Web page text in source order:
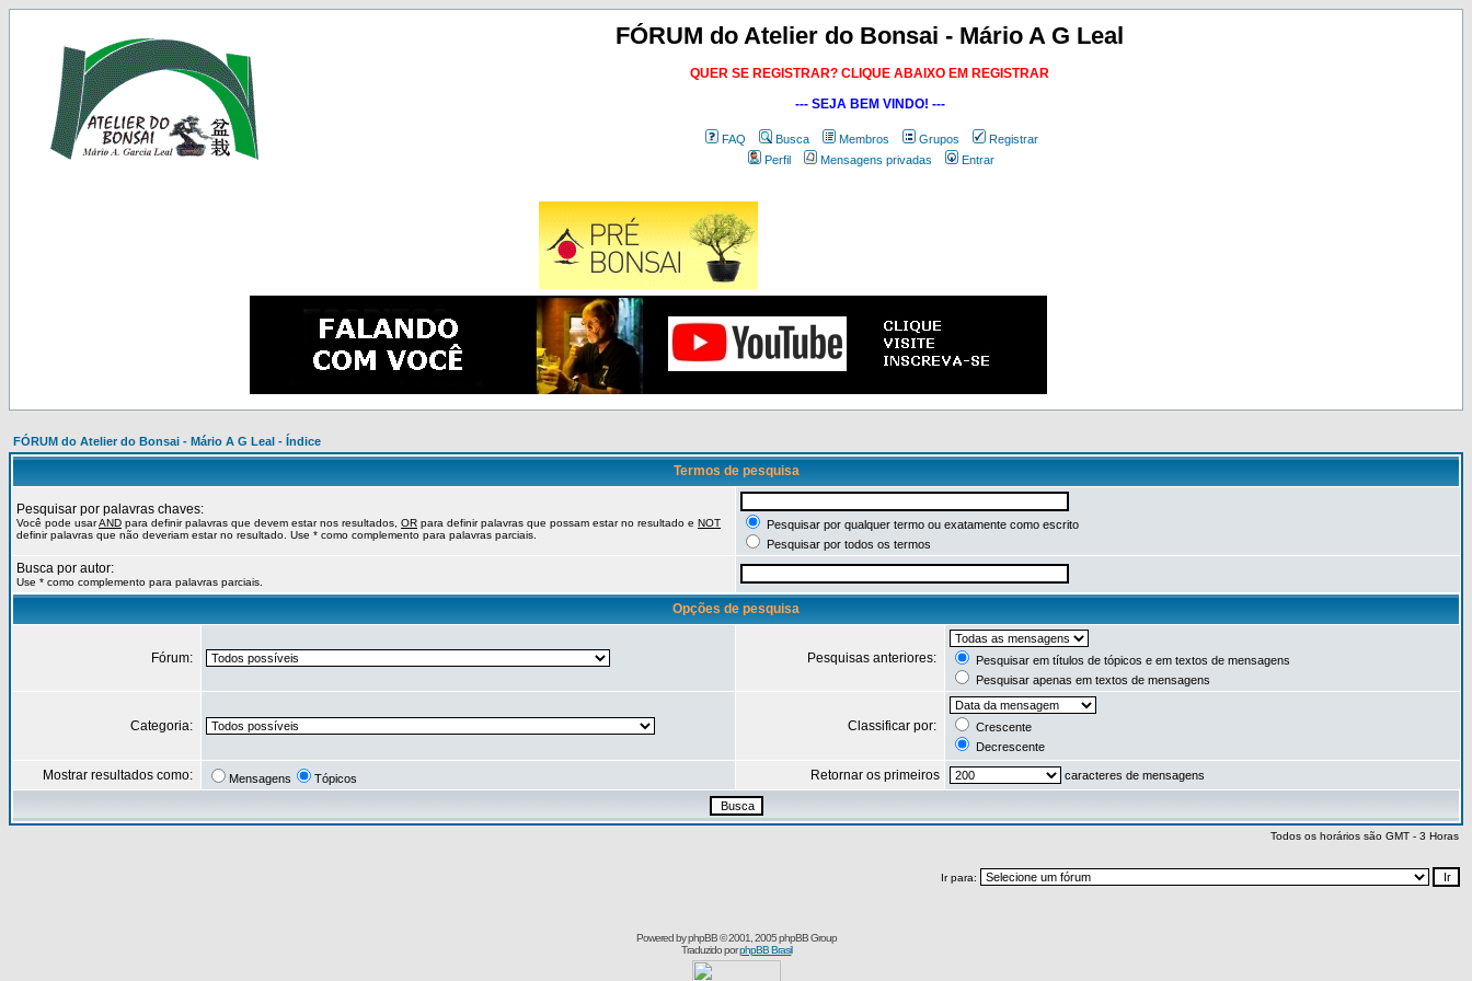
FÓRUM do Atelier do Bonsai - Mário A G Leal
QUER SE REGISTRAR? CLIQUE ABAIXO EM REGISTRAR
--- SEJA BEM VINDO! ---
FAQ Busca Membros Grupos
Registrar
Perfil
Mensagens privadas Entrar
FÓRUM do Atelier do Bonsai - Mário A G Leal - Índice
Termos de pesquisa
Pesquisar por palavras chaves:
Você pode usarAND para definir palavras que devem estar nos resultados, OR para definir palavras que possam estar no resultado e NOT
definir palavras que não deveriam estar no resultado. Use * como complemento para palavras parciais.
Pesquisar por qualquer termo ou exatamente como escrito
Pesquisar por todos os termos
Busca por autor:
Use * como complemento para palavras parciais.
Opções de pesquisa
Fórum: Pesquisas anteriores:
Pesquisar em títulos de tópicos e em textos de mensagens
Pesquisar apenas em textos de mensagens
Categoria: Classificar por:
Crescente
Decrescente
Mostrar resultados como: Mensagens Tópicos Retornar os primeiros caracteres de mensagens
Todos os horários são GMT - 3 Horas
Ir para:
Powered byphpBB© 2001, 2005 phpBB Group
Traduzido porphpBB Brasil